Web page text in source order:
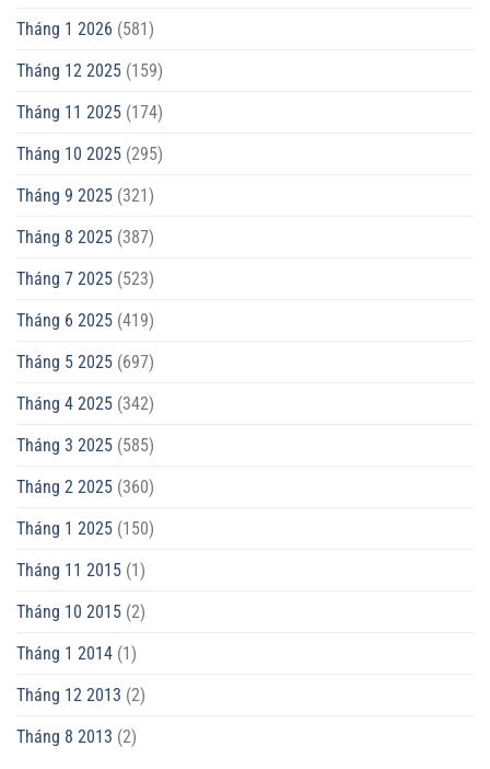
Tháng 1 2026 (581)
Tháng 12 2025 (159)
Tháng 11 2025 (174)
Tháng 10 2025 (295)
Tháng 9 2025 (321)
Tháng 8 2025 (387)
Tháng 7 2025 (523)
Tháng 6 2025 (419)
Tháng 5 2025 (697)
Tháng 4 2025 (342)
Tháng 3 2025 (585)
Tháng 2 2025 (360)
Tháng 1 2025 (150)
Tháng 11 2015 (1)
Tháng 10 2015 (2)
Tháng 1 2014 (1)
Tháng 12 2013 (2)
Tháng 8 2013 (2)